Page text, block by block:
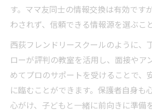
す。ママ友同士の情報交換は有効です
わされず、信頼できる情報源を選ぶこ
西荻フレンドリースクールのように、
ローが評判の教室を活用し、面接やア
めてプロのサポートを受けることで、
に臨むことができます。保護者自身も
心がけ、子どもと一緒に前向きに準備